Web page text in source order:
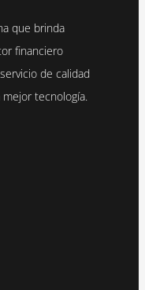
que brinda
financiero
de calidad
tecnología.